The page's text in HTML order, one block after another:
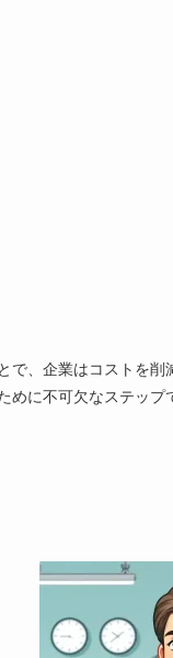
、企業はコストを削
に不可欠なステップ